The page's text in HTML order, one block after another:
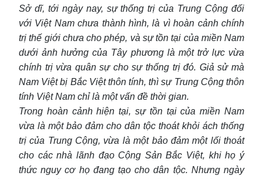
Sở dĩ, tới ngày nay, sự thống trị của Trung Cộng đối
với Việt Nam chưa thành hình, là vì hoàn cảnh chính
trị thế giới chưa cho phép, và sự tồn tại của miền Nam
dưới ảnh hưởng của Tây phương là một trở lực vừa
chính trị vừa quân sự cho sự thống trị đó. Giả sử mà
Nam Việt bị Bắc Việt thôn tính, thì sự Trung Cộng thôn
tính Việt Nam chỉ là một vấn đề thời gian.
Trong hoàn cảnh hiện tại, sự tồn tại của miền Nam
vừa là một bảo đảm cho dân tộc thoát khỏi ách thống
trị của Trung Cộng, vừa là một bảo đảm một lối thoát
cho các nhà lãnh đạo Cộng Sản Bắc Việt, khi họ ý
thức nguy cơ họ đang tạo cho dân tộc. Nhưng ngày